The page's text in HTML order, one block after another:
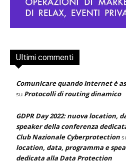
Ultimi commenti
Comunicare quando Internet è
su Protocolli di routing dinamico
GDPR Day 2022: nuova location,
speaker della conferenza
Club Nazionale Cyberprotection
location, data, programma e
dedicata alla Data Protection